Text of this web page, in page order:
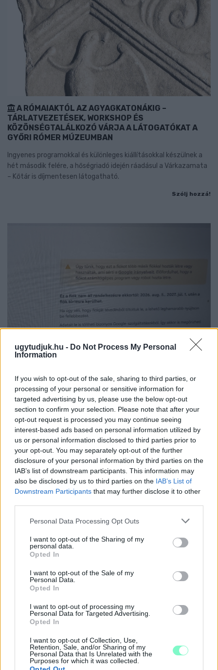
ugytudjuk.hu - Do Not Process My Personal
Information
If you wish to opt-out of the sale, sharing to third parties, or
processing of your personal or sensitive information for
targeted advertising by us, please use the below opt-out
section to confirm your selection. Please note that after your
opt-out request is processed you may continue seeing
interest-based ads based on personal information utilized by
us or personal information disclosed to third parties prior to
your opt-out. You may separately opt-out of the further
disclosure of your personal information by third parties on the
IAB’s list of downstream participants. This information may
also be disclosed by us to third parties on the IAB’s List of
Downstream Participants that may further disclose it to other
Please note that this website/app uses one or more Google
not limited to your visit or usage behaviour. You may click to
grant or deny consent to Google and its third-party tags to
use your data for below specified purposes in below Google
consent section.
Personal Data Processing Opt Outs
I want to opt-out of the Sharing of my
personal data.
Opted In
I want to opt-out of the Sale of my
Personal Data.
Opted In
I want to opt-out of processing my
Personal Data for Targeted Advertising.
Opted In
I want to opt-out of Collection, Use,
Retention, Sale, and/or Sharing of my
Personal Data that Is Unrelated with the
Purposes for which it was collected.
A RÓMAIAKTÓL AZ AGYAGKATONÁKIG –
TÁRLATVEZETÉSEK, WORKSHOP ÉS
KÖZÖNSÉGTALÁLKOZÓ VÁRJA A LÁTOGATÓKAT A
GYŐRI RÓMER MÚZEUMBAN
Ingyenes programokkal és különleges kiállításokkal készülnek a
hét második felére, a hőségriadó idején ráadásul a Várkazamata
– Kőtár is díjmentesen látogatható.
Szólj hozzá!
- LETILTOTTA A GOOGLE A VÉDVONAL LEVELEZŐ
FIÓKJÁT
Nem vicc! A Fidesz maradéka tényleg egy ingyenes e-mail
szolgáltatást használt, hogy megvédje a Fidesz maradékát.
Szólj hozzá!
KEDDEN MEGVÁLASZTHATJA AZ
ORSZÁGGYŰLÉS MAGYARORSZÁG ÚJ
A TISZA Párt frakciója kezdeményezte az államfőválasztás
augusztus 11-re való kitűzését - a kormánypárti jelölt személye